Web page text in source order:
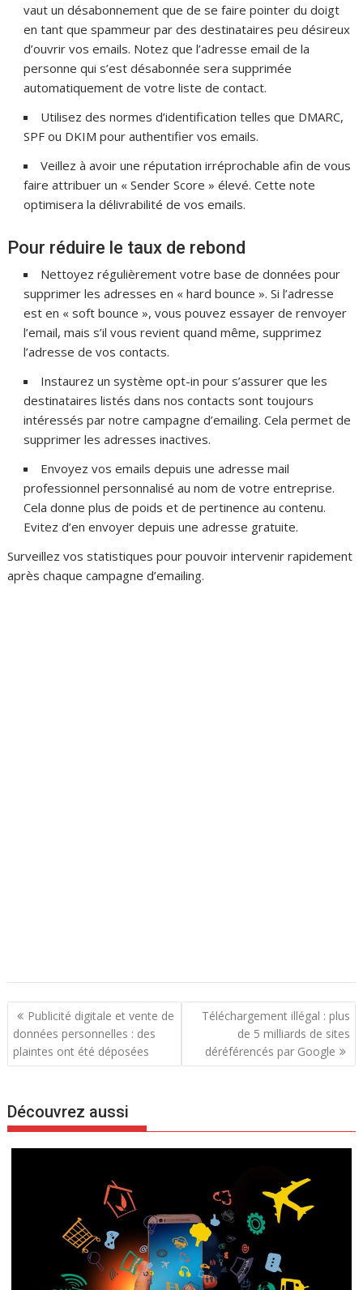
vaut un désabonnement que de se faire pointer du doigt
en tant que spammeur par des destinataires peu désireux
d’ouvrir vos emails. Notez que l’adresse email de la
personne qui s’est désabonnée sera supprimée
automatiquement de votre liste de contact.
Utilisez des normes d’identification telles que DMARC,
SPF ou DKIM pour authentifier vos emails.
Veillez à avoir une réputation irréprochable afin de vous
faire attribuer un « Sender Score » élevé. Cette note
optimisera la délivrabilité de vos emails.
Pour réduire le taux de rebond
Nettoyez régulièrement votre base de données pour
supprimer les adresses en « hard bounce ». Si l’adresse
est en « soft bounce », vous pouvez essayer de renvoyer
l’email, mais s’il vous revient quand même, supprimez
l’adresse de vos contacts.
Instaurez un système opt-in pour s’assurer que les
destinataires listés dans nos contacts sont toujours
intéressés par notre campagne d’emailing. Cela permet de
supprimer les adresses inactives.
Envoyez vos emails depuis une adresse mail
professionnel personnalisé au nom de votre entreprise.
Cela donne plus de poids et de pertinence au contenu.
Evitez d’en envoyer depuis une adresse gratuite.
Surveillez vos statistiques pour pouvoir intervenir rapidement
après chaque campagne d’emailing.
N
a
v
g
a
t
Publicité digitale et vente de
données personnelles : des
plaintes ont été déposées
Téléchargement illégal : plus
de 5 milliards de sites
déréférencés par Google
Découvrez aussi